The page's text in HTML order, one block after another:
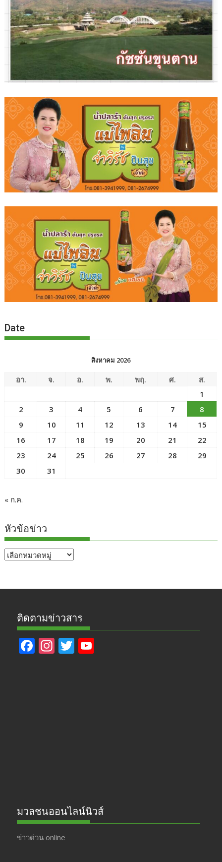
Date
สิงหาคม 2026
อา. จ. อ. พ. พฤ. ศ.
ส.
1
2
3 4 5 6 7
8
9
10 11 12 13 14
15
16
17 18 19 20 21
22
23
24 25 26 27 28
29
30
31
« ก.ค.
หัวข้อข่าว
หัวข้อ
ติดตามข่าวสาร
F In T
มวลชนออนไลน์นิวส์
ข่าวด่วน online